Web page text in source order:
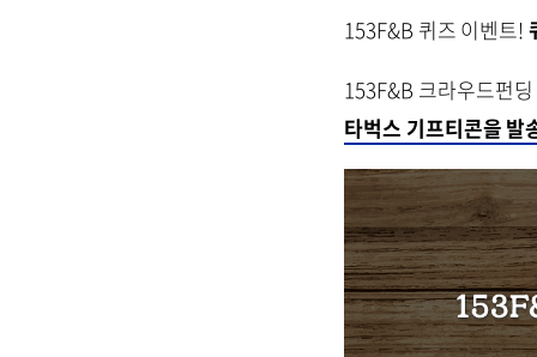
153F&B 퀴즈 이벤트!
153F&B 크라우드펀
타벅스 기프티콘을 발